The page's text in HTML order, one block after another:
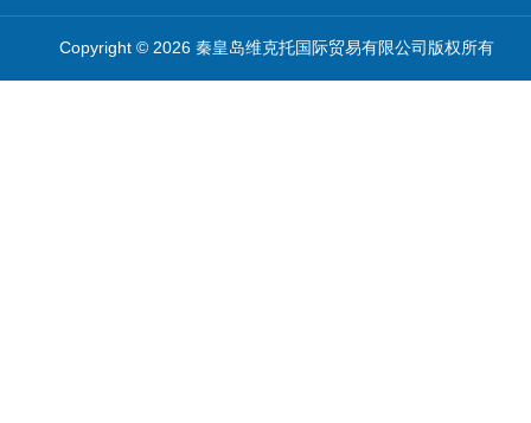
Copyright © 2026 秦皇岛维克托国际贸易有限公司版权所有